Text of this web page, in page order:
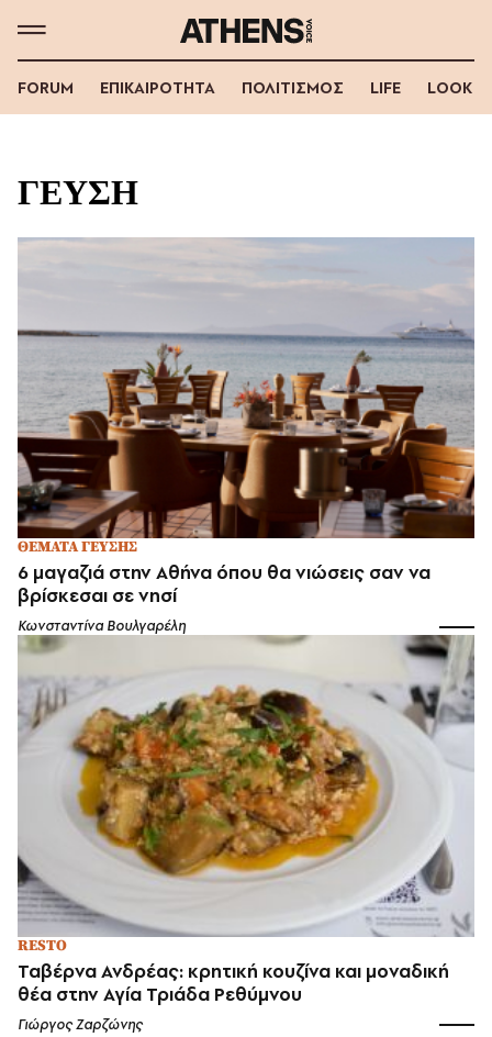
FORUM ΕΠΙΚΑΙΡΟΤΗΤΑ ΠΟΛΙΤΙΣΜΟΣ LIFE LOOK
ΓΕΥΣΗ
ΘΕΜΑΤΑ ΓΕΥΣΗΣ
6 μαγαζιά στην Αθήνα όπου θα νιώσεις σαν να
βρίσκεσαι σε νησί
Κωνσταντίνα Βουλγαρέλη
RESTO
Ταβέρνα Ανδρέας: κρητική κουζίνα και μοναδική
θέα στην Αγία Τριάδα Ρεθύμνου
Γιώργος Ζαρζώνης